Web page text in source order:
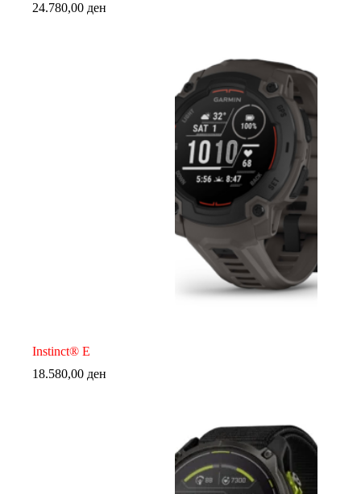
24.780,00 ден
Instinct® E
18.580,00 ден